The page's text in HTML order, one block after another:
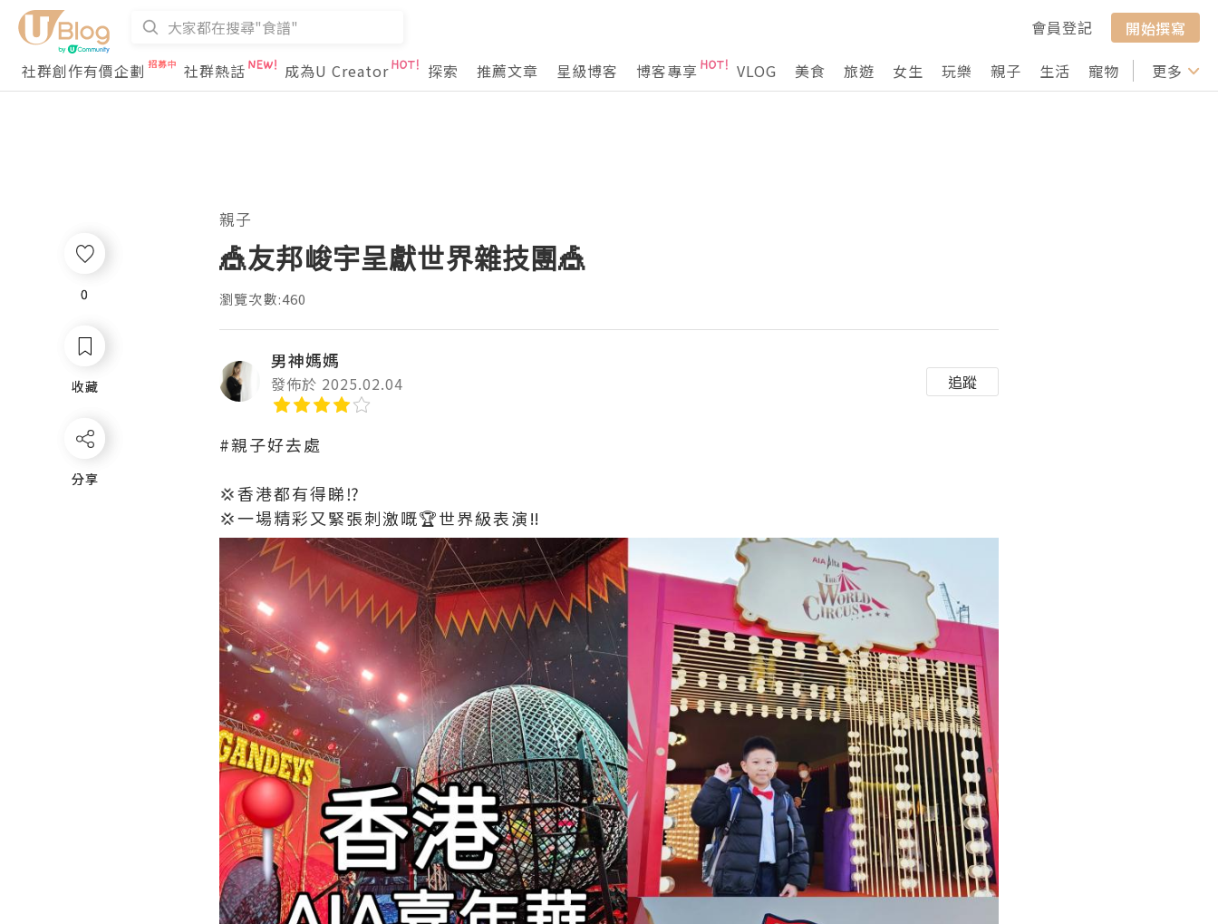
會員登記
開始撰寫
社群創作有價企劃
社群熱話 成為U Creator 探索 推薦文章 星級博客 博客專享 VLOG 美食 旅遊 女生 玩樂 親子 生活 寵物 行山 打卡
更多
0
收藏
分享
親子
🎪友邦峻宇呈獻世界雜技團🎪
瀏覽次數:460
男神媽媽
發佈於 2025.02.04 追蹤
#親子好去處
💢香港都有得睇⁉️
💢一場精彩又緊張刺激嘅🏆世界級表演‼️
0
收藏
分享